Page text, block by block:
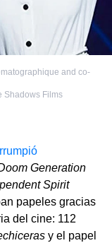
and co-
Shadows Films
Generation
Spirit
papeles gracias
del cine: 112
y el papel